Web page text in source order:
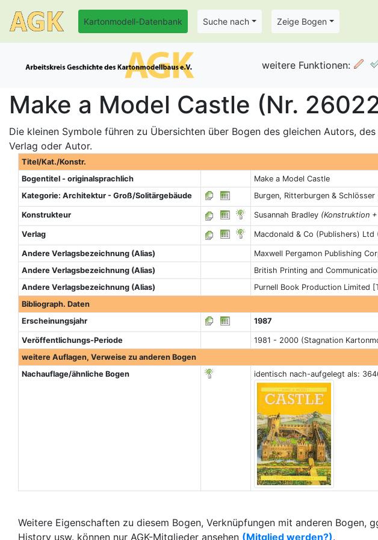
Kartonmodell-Datenbank Suche nach Zeige Bogen
weitere Funktionen:
Make a Model Castle (Nr.
Die kleinen Symbole führen zu Übersichten über Bogen des gleichen Autors,
Verlag oder Autor.
Titel/Kat./Konstr.
Bogentitel - originalsprachlich
Make a Model Castle
Kategorie: Architektur - Groß/Solitärgebäude
Burgen, Ritterburgen & Schlösser
Konstrukteur Susannah Bradley (Konstruktion
Verlag Macdonald & Co (Publishers)
Andere Verlagsbezeichnung (Alias)
Maxwell Pergamon Publishing
Andere Verlagsbezeichnung (Alias)
British Printing and
Andere Verlagsbezeichnung (Alias)
Purnell Book Production Limited
Bibliograph. Daten
Erscheinungsjahr
1987
Veröffentlichungs-Periode
1981 - 2000 (Stagnation
weitere Auflagen, Verweise zu anderen Bogen
Nachauflage/ähnliche Bogen
identisch nach-aufgelegt als:
Weitere Eigenschaften zu diesem Bogen, Verknüpfungen mit anderen Bogen,
History usw. können nur AGK-Mitglieder ansehen (Mitglied werden?).